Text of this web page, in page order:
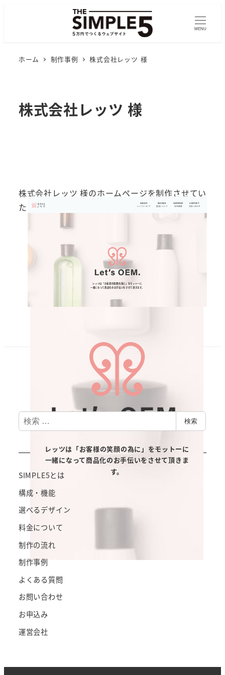
MENU
ホーム 制作事例 株式会社レッツ 様
株式会社レッツ 様
株式会社レッツ 様のホームページを制作させてい
ただきました。
ウェブサイトへ
制作事例一覧へ戻る
検
索
検索
NAVI
SIMPLE5とは
構成・機能
選べるデザイン
料金について
制作の流れ
制作事例
よくある質問
お問い合わせ
お申込み
運営会社